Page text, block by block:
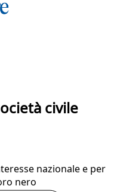
civile
nazionale e per
nero